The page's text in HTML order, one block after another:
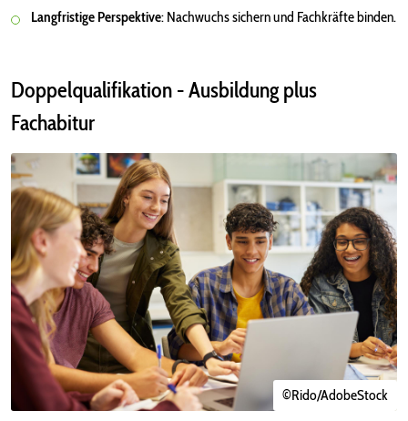
Langfristige Perspektive: Nachwuchs sichern und Fachkräfte binden.
Doppelqualifikation - Ausbildung plus
Fachabitur
©Rido/AdobeStock